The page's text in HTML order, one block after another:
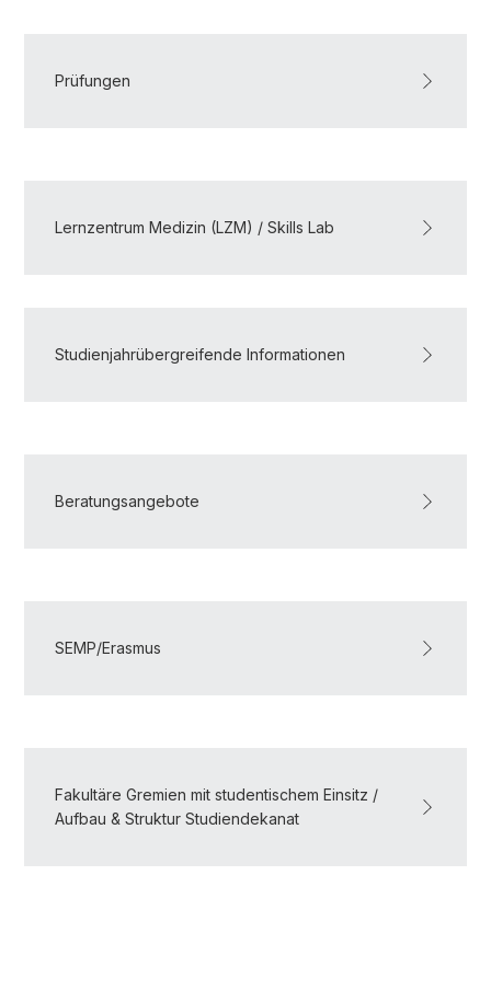
Prüfungen
Lernzentrum Medizin (LZM) / Skills Lab
Studienjahrübergreifende Informationen
Beratungsangebote
SEMP/Erasmus
Fakultäre Gremien mit studentischem Einsitz /
Aufbau & Struktur Studiendekanat